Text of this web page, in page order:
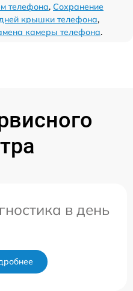
телефона, Сохранение
крышки телефона,
камеры телефона.
в день